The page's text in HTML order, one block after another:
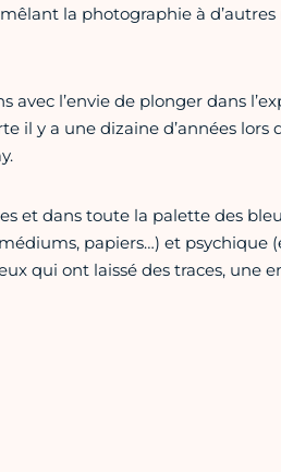
la photographie à
l’envie de plonger dans
il y a une dizaine d’années lors
et dans toute la palette des
papiers…) et psychique
qui ont laissé des traces, une